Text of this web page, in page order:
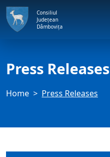
Consiliul
Județean
Dâmbovița
Press Releases
Home Press Releases